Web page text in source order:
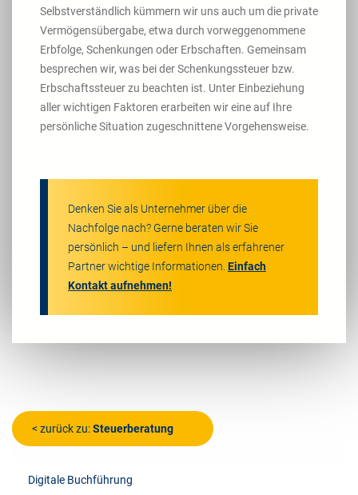
Selbstverständlich kümmern wir uns auch um die private
Vermögensübergabe, etwa durch vorweggenommene
Erbfolge, Schenkungen oder Erbschaften. Gemeinsam
besprechen wir, was bei der Schenkungssteuer bzw.
Erbschaftssteuer zu beachten ist. Unter Einbeziehung
aller wichtigen Faktoren erarbeiten wir eine auf Ihre
persönliche Situation zugeschnittene Vorgehensweise.
Denken Sie als Unternehmer über die
Nachfolge nach? Gerne beraten wir Sie
persönlich – und liefern Ihnen als erfahrener
Partner wichtige Informationen. Einfach
Kontakt aufnehmen!
< zurück zu:Steuerberatung
Digitale Buchführung